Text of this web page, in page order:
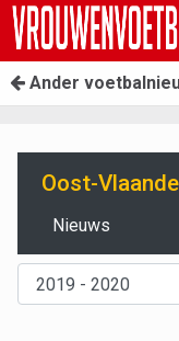
Ander
Oost-
Nieuws